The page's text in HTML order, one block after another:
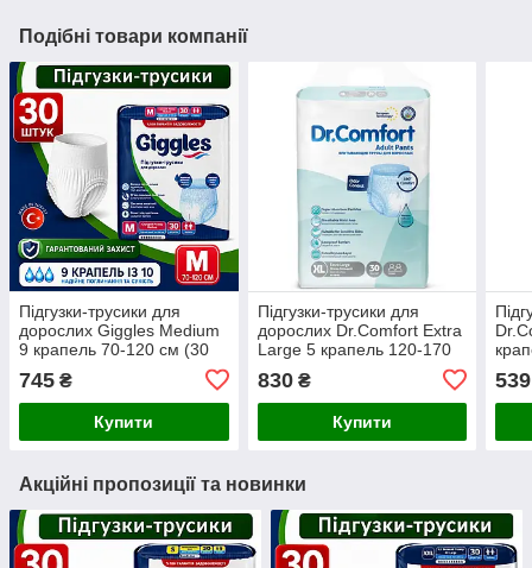
Подібні товари компанії
Підгузки-трусики для
дорослих Giggles Medium
9 крапель 70-120 см (30
745 ₴
Купити
Підгузки-трусики для
дорослих Dr.Comfort Extra
Large 5 крапель 120-170
830₴
Купити
539
Акційні пропозиції та новинки